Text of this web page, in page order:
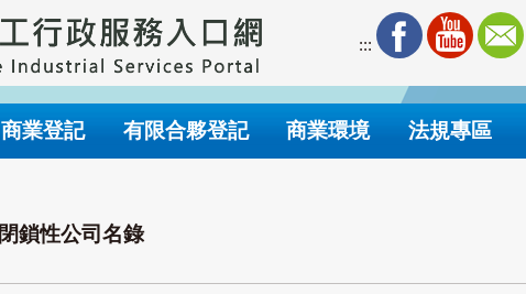
:::
商業登記 有限合夥登記 商業環境 法規專區
閉鎖性公司名錄